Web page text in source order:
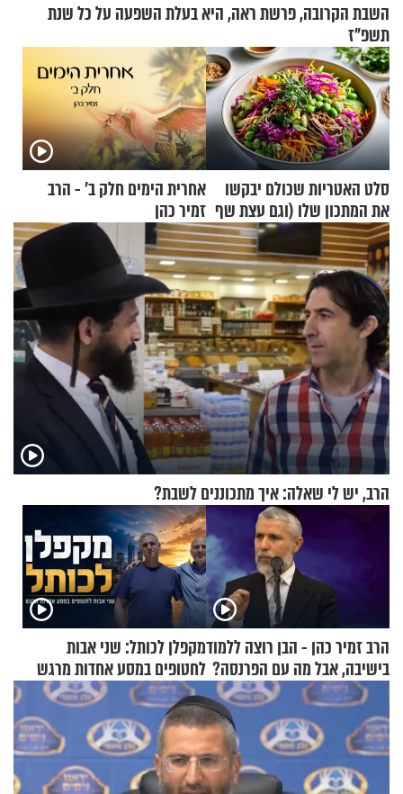
השבת הקרובה, פרשת ראה, היא בעלת השפעה על כל שנת
תשפ"ז
סלט האטריות שכולם יבקשו
את המתכון שלו (וגם עצת שף
להגשת הרוטב)
אחרית הימים חלק ב’ - הרב
זמיר כהן
הרב, יש לי שאלה: איך מתכוננים לשבת?
הרב זמיר כהן - הבן רוצה ללמוד
בישיבה, אבל מה עם הפרנסה?
מקפלן לכותל: שני אבות
לחטופים במסע אחדות מרגש